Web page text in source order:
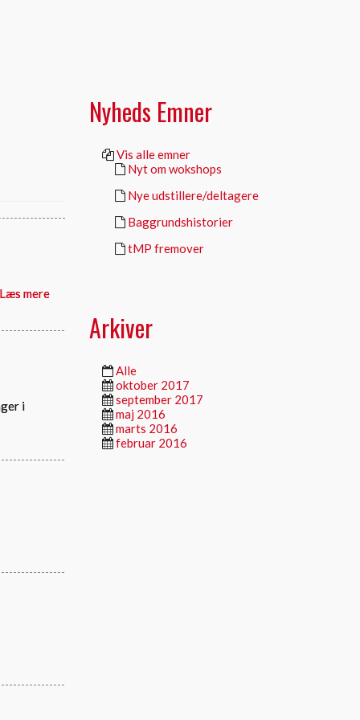
Læs mere
i
Nyheds Emner
Vis alle emner
Nyt om wokshops
Nye udstillere/deltagere
Baggrundshistorier
tMP fremover
Arkiver
Alle
oktober 2017
september 2017
maj 2016
marts 2016
februar 2016